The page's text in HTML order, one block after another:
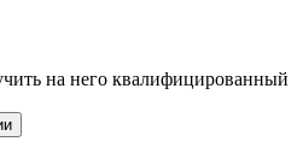
на него квалифицированный